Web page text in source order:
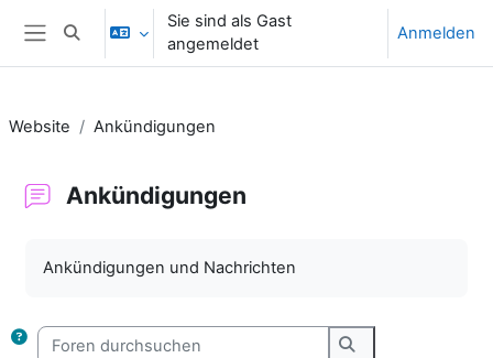
Zum Hauptinhalt
Website-Übersicht
Sucheingabe umschalten
Sie sind als Gast
angemeldet
Anmelden
Website Ankündigungen
Ankündigungen
Ankündigungen und Nachrichten
Foren durchsuchen